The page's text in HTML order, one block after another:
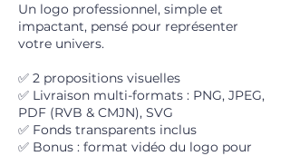
Un logo professionnel, simple et
impactant, pensé pour représenter
votre univers.
✅ 2 propositions visuelles
✅ Livraison multi-formats : PNG, JPEG,
PDF (RVB & CMJN), SVG
✅ Fonds transparents inclus
✅ Bonus : format vidéo du logo pour